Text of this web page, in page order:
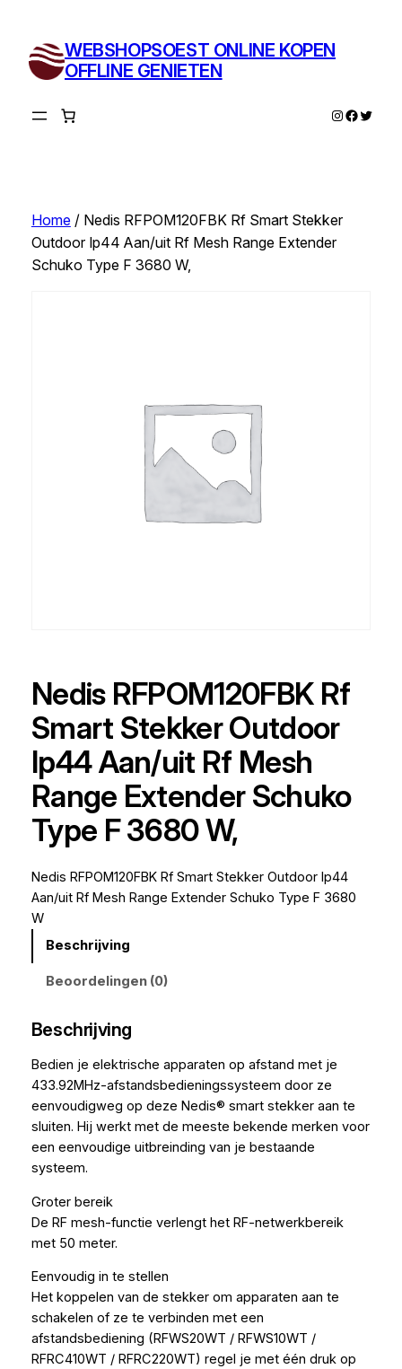
inhoud
WEBSHOPSOEST ONLINE KOPEN
OFFLINE GENIETEN
Instagram
Twitter
Home/ Nedis RFPOM120FBK Rf Smart Stekker
Outdoor Ip44 Aan/uit Rf Mesh Range Extender
Schuko Type F 3680 W,
Nedis RFPOM120FBK Rf
Smart Stekker Outdoor
Ip44 Aan/uit Rf Mesh
Range Extender Schuko
Type F 3680 W,
Nedis RFPOM120FBK Rf Smart Stekker Outdoor Ip44
Aan/uit Rf Mesh Range Extender Schuko Type F 3680
W
Beschrijving
Beoordelingen (0)
Beschrijving
Bedien je elektrische apparaten op afstand met je
433.92MHz-afstandsbedieningssysteem door ze
eenvoudigweg op deze Nedis® smart stekker aan te
sluiten. Hij werkt met de meeste bekende merken voor
een eenvoudige uitbreinding van je bestaande
systeem.
Groter bereik
De RF mesh-functie verlengt het RF-netwerkbereik
met 50 meter.
Eenvoudig in te stellen
Het koppelen van de stekker om apparaten aan te
schakelen of ze te verbinden met een
afstandsbediening (RFWS20WT / RFWS10WT /
RFRC410WT / RFRC220WT) regel je met één druk op